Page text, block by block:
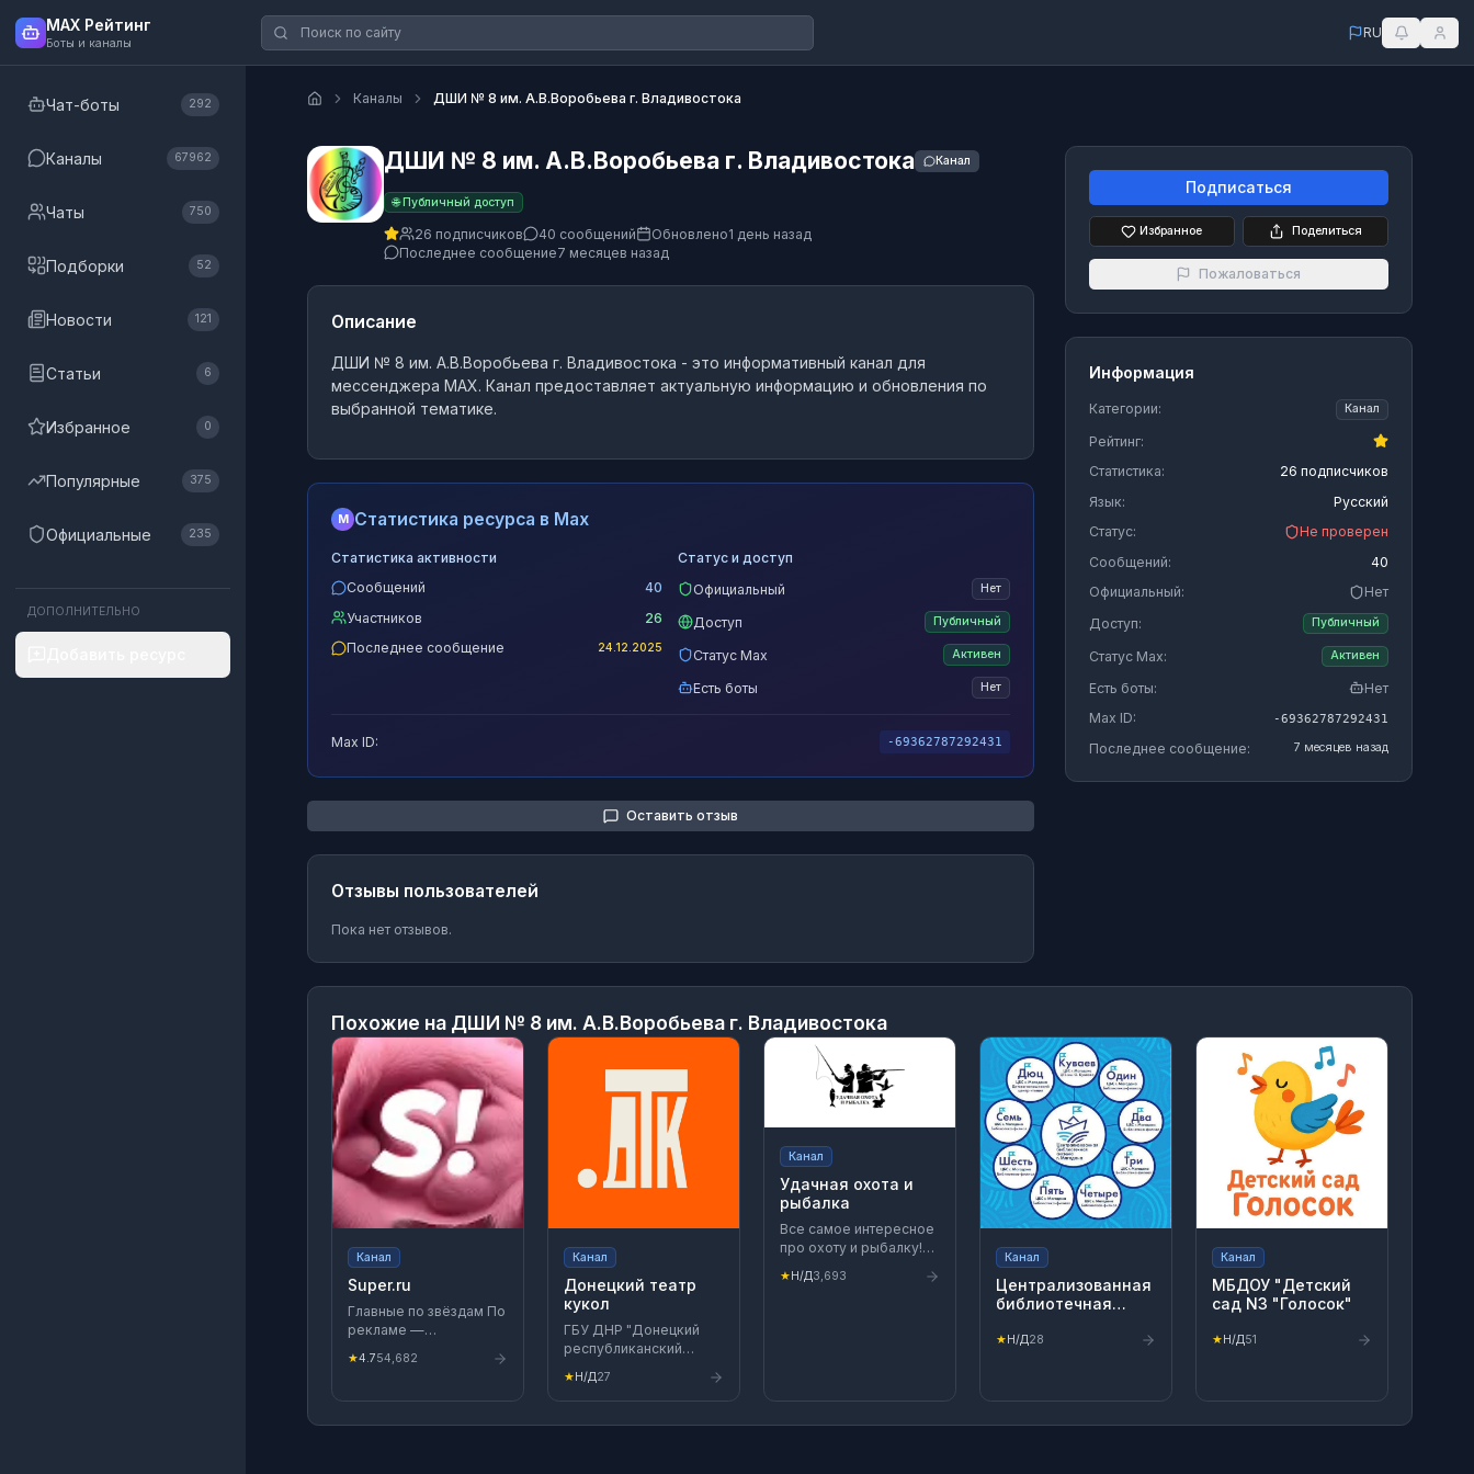
MAX Рейтинг
Боты и каналы
Чат-боты 292
Каналы 67962
Чаты 750
Подборки 52
Новости 121
Статьи 6
Избранное 0
Популярные 375
Официальные 235
ДОПОЛНИТЕЛЬНО
RU
Каналы ДШИ № 8 им. А.В.Воробьева г. Владивостока
ДШИ № 8 им. А.В.Воробьева г. Владивостока Канал
🌐 Публичный доступ
26 подписчиков 40 сообщений Обновлено1 день назад
Последнее сообщение7 месяцев назад
Описание
ДШИ № 8 им. А.В.Воробьева г. Владивостока - это информативный канал для
мессенджера MAX. Канал предоставляет актуальную информацию и обновления по
выбранной тематике.
M Статистика ресурса в Max
Статистика активности
Сообщений
40
Участников
26
Последнее сообщение
24.12.2025
Статус и доступ
Официальный
Нет
Доступ Публичный
Статус Max Активен
Есть боты Нет
Max ID: -69362787292431
Оставить отзыв
Отзывы пользователей
Пока нет отзывов.
Подписаться
Избранное Поделиться
Пожаловаться
Информация
Категории: Канал
Рейтинг:
Статистика:
26 подписчиков
Язык:
Русский
Статус:
Не проверен
Сообщений:
40
Официальный:
Нет
Доступ:
Публичный
Статус Max: Активен
Есть боты:
Нет
Max ID:
-69362787292431
Последнее сообщение: 7 месяцев назад
Похожие на ДШИ № 8 им. А.В.Воробьева г. Владивостока
Канал
Super.ru
Главные по звёздам По
рекламе —
★4.754,682
Канал
Донецкий театр
кукол
ГБУ ДНР "Донецкий
республиканский
академический театр
кукол"
★Н/Д27
Канал
Удачная охота и
рыбалка
Все самое интересное
про охоту и рыбалку!
УДАЧНАЯ ОХОТА в
телеграмм 👉
★Н/Д3,693
Канал
Централизованная
библиотечная
Магадана
★Н/Д28
Канал
МБДОУ "Детский
сад N3 "Голосок"
★Н/Д51